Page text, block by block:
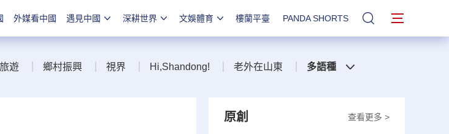
外媒看中國 遇見中國 深耕世界 文娛體育 樓蘭平臺 PANDA SHORTS 站內搜索
遊 鄉村振興 視界 Hi,Shandong! 老外在山東 多語種
查看更多 >
原創